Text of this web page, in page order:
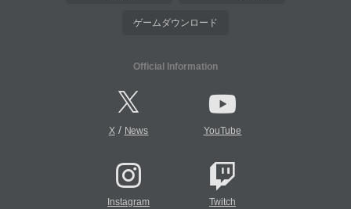
ゲームダウンロード
Official Information
X/ News YouTube
Instagram Twitch